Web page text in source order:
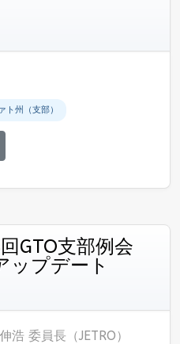
ト州（支部）
GTO支部例会
ップデート
浩 委員長（JETRO）